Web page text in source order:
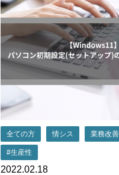
全ての方 情シス 業務改善
#生産性
2022.02.18